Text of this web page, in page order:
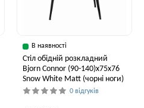
В наявності
Стіл обідній розкладний
Bjorn Connor (90-140)х75х76
Snow White Matt (чорні ноги)
0 відгуків